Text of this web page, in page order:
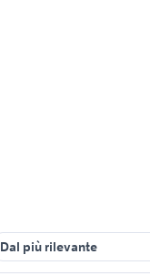
Dal più rilevante